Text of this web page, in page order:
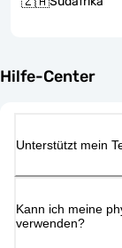
Hilfe-Center
Unterstützt mein
Kann ich meine
verwenden?